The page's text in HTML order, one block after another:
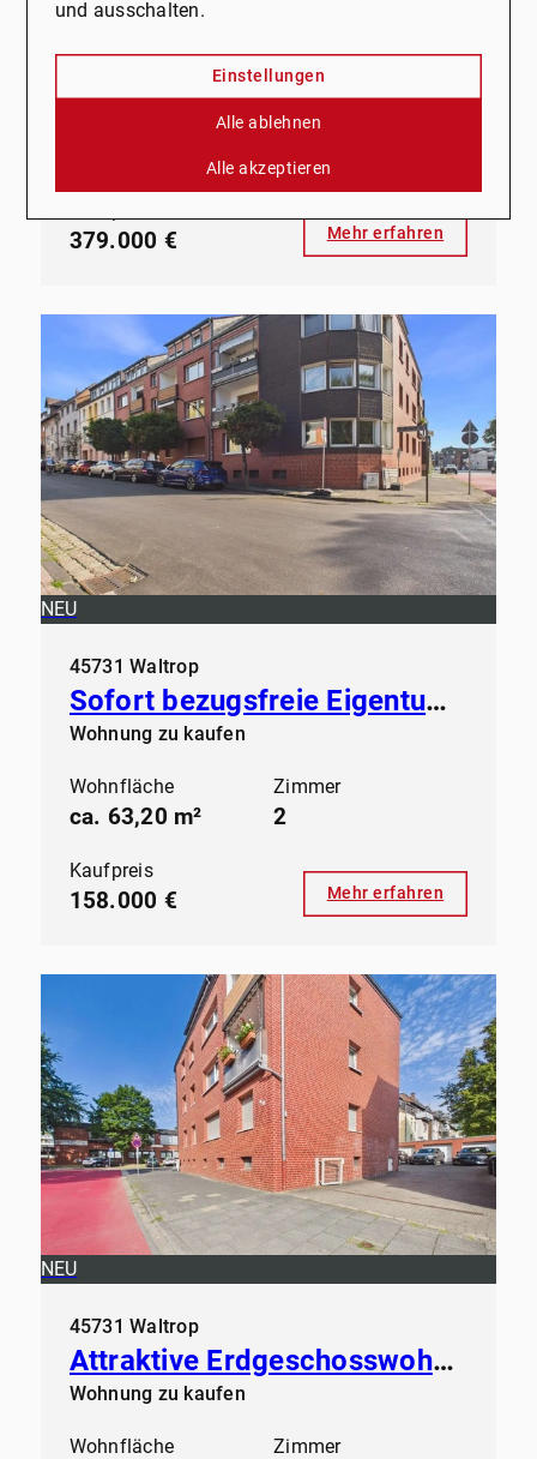
ca. 146,68 m²
Zimmer
379.000 € Mehr erfahren
NEU
45731 Waltrop
Sofort bezugsfreie Eigentumswohnung in der Großen-Geist in Waltrop
Wohnung zu kaufen
Wohnfläche
ca. 63,20 m²
Zimmer
2
Kaufpreis
158.000 € Mehr erfahren
NEU
45731 Waltrop
Attraktive Erdgeschosswohnung in gepflegtem Mehrfamilienhaus
Wohnung zu kaufen
Wohnfläche Zimmer
und ausschalten.
Einstellungen
Alle ablehnen
Alle akzeptieren